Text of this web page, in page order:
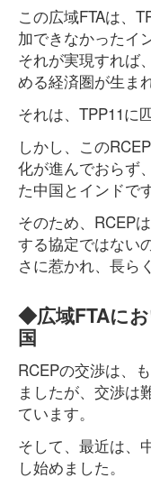
この広域FTAは、
加できなかったイ
それが実現すれば
める経済圏が生ま
それは、TPP11に
しかし、この
化が進んでおらず
た中国とインドです
そのため、RCEP
する協定ではない
さに惹かれ、長ら
◆広域FTAに
国
RCEPの交渉は、
ましたが、交渉は
ています。
そして、最近は、
し始めました。